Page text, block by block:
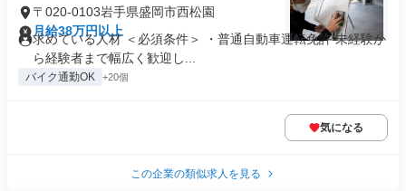
〒020-0103岩手県盛岡市西松園
月給38万円以上
求めている人材 ＜必須条件＞ ・普通自動車運転免許 未経験か
ら経験者まで幅広く歓迎し...
バイク通勤OK +20個
気になる
この企業の類似求人を見る